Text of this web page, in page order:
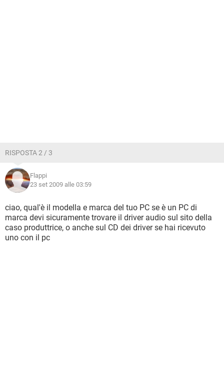
RISPOSTA 2 / 3
Flappi
23 set 2009 alle 03:59
ciao, qual'è il modella e marca del tuo PC se è un PC di
marca devi sicuramente trovare il driver audio sul sito della
caso produttrice, o anche sul CD dei driver se hai ricevuto
uno con il pc